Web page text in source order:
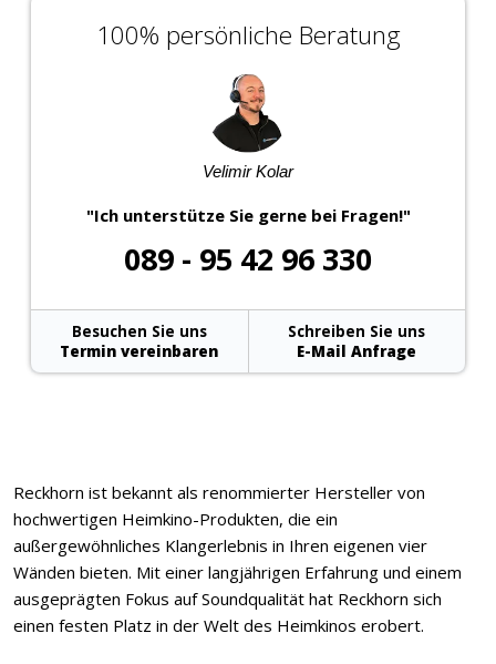
100% persönliche Beratung
Velimir Kolar
"Ich unterstütze Sie gerne bei Fragen!"
089 - 95 42 96 330
Besuchen Sie uns
Termin vereinbaren
Schreiben Sie uns
E-Mail Anfrage
Reckhorn ist bekannt als renommierter Hersteller von
hochwertigen Heimkino-Produkten, die ein
außergewöhnliches Klangerlebnis in Ihren eigenen vier
Wänden bieten. Mit einer langjährigen Erfahrung und einem
ausgeprägten Fokus auf Soundqualität hat Reckhorn sich
einen festen Platz in der Welt des Heimkinos erobert.